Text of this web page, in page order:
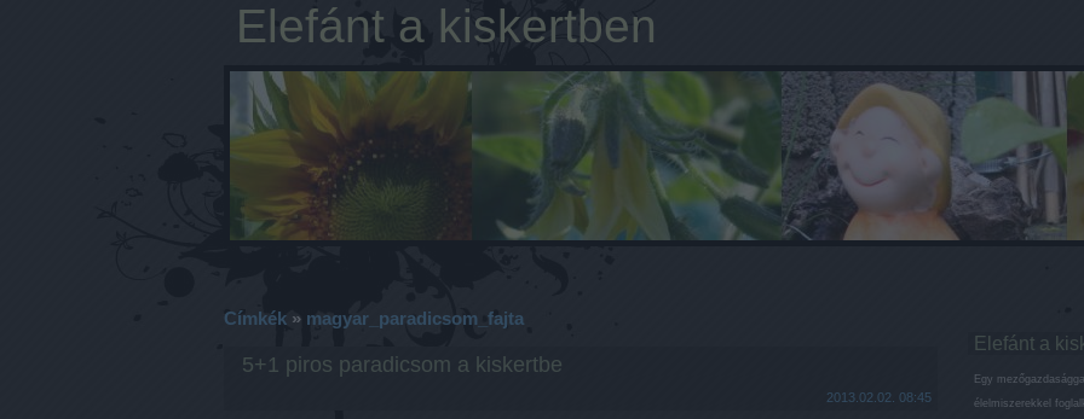
Elefánt a kiskertben
Elefánt a
Egy
élelmiszerekkel
Címkék» magyar_paradicsom_fajta
5+1 piros paradicsom a kiskertbe
2013.02.02. 08:45